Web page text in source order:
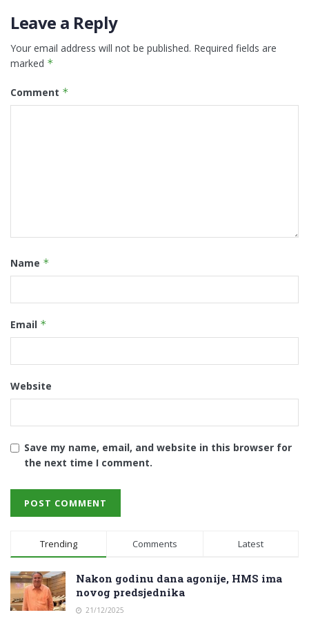
Leave a Reply
Your email address will not be published. Required fields are
marked *
Comment *
Name *
Email *
Website
Save my name, email, and website in this browser for
the next time I comment.
Trending Comments Latest
Nakon godinu dana agonije, HMS ima
novog predsjednika
21/12/2025